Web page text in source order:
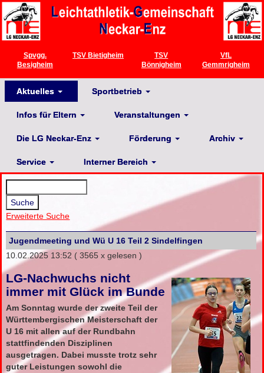
Spvgg.
Besigheim
TSV Bietigheim
TSV
Bönnigheim
VfL
Gemmrigheim
Aktuelles Sportbetrieb
Infos für Eltern Veranstaltungen
Die LG Neckar-Enz Förderung Archiv
Service Interner Bereich
Erweiterte Suche
Jugendmeeting und Wü U 16 Teil 2 Sindelfingen
10.02.2025 13:52 ( 3565 x gelesen )
LG-Nachwuchs nicht
immer mit Glück im Bunde
Am Sonntag wurde der zweite Teil der
Württembergischen Meisterschaft der
U 16 mit allen auf der Rundbahn
stattfindenden Disziplinen
ausgetragen. Dabei musste trotz sehr
guter Leistungen sowohl die